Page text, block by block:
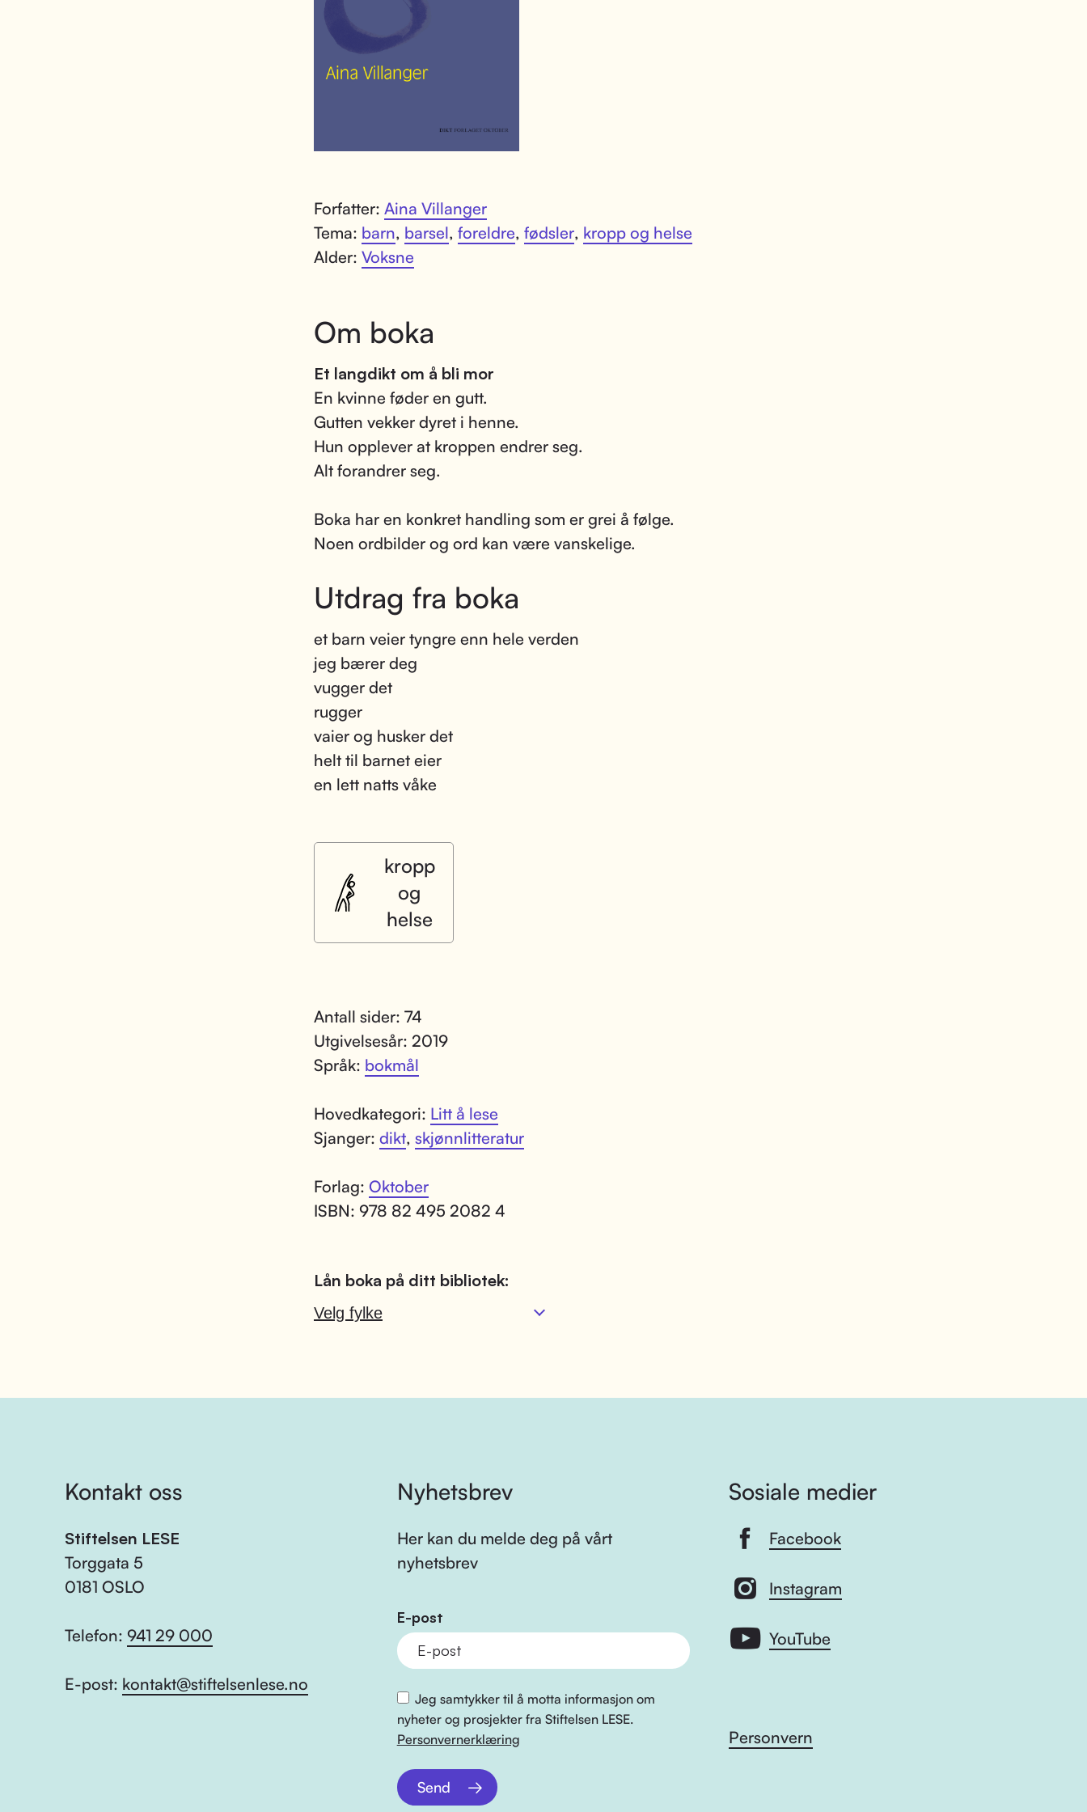
Forfatter: Aina Villanger
Tema: barn, barsel, foreldre, fødsler, kropp og helse
Alder: Voksne
Om boka
Et langdikt om å bli mor
En kvinne føder en gutt.
Gutten vekker dyret i henne.
Hun opplever at kroppen endrer seg.
Alt forandrer seg.
Boka har en konkret handling som er grei å følge.
Noen ordbilder og ord kan være vanskelige.
Utdrag fra boka
et barn veier tyngre enn hele verden
jeg bærer deg
vugger det
rugger
vaier og husker det
helt til barnet eier
en lett natts våke
kropp
og
helse
Antall sider: 74
Utgivelsesår: 2019
Språk: bokmål
Hovedkategori: Litt å lese
Sjanger: dikt, skjønnlitteratur
Forlag: Oktober
ISBN: 978 82 495 2082 4
Lån boka på ditt bibliotek:
Velg fylke
Kontakt oss
Stiftelsen LESE
Torggata 5
0181 OSLO
Telefon: 941 29 000
E-post: kontakt@stiftelsenlese.no
Nyhetsbrev
Her kan du melde deg på vårt
nyhetsbrev
E-post
Jeg samtykker til å motta informasjon om
nyheter og prosjekter fra Stiftelsen LESE.
Personvernerklæring
Send
Sosiale medier
Facebook
Instagram
YouTube
Personvern